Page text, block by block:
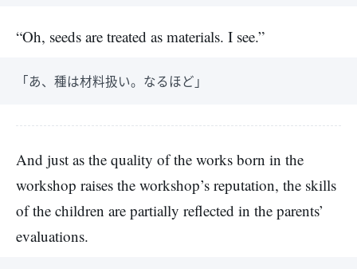
“Oh, seeds are treated as materials. I see.”
「あ、種は材料扱い。なるほど」
And just as the quality of the works born in the
workshop raises the workshop’s reputation, the skills
of the children are partially reflected in the parents’
evaluations.